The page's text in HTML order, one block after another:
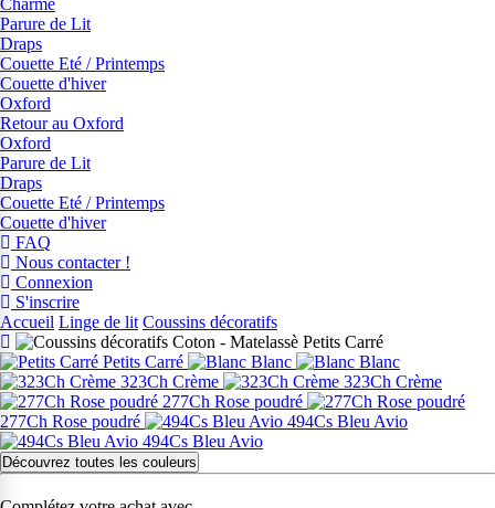
Charme
Parure de Lit
Draps
Couette Eté / Printemps
Couette d'hiver
Oxford
Retour au Oxford
Oxford
Parure de Lit
Draps
Couette Eté / Printemps
Couette d'hiver
FAQ
Nous contacter !
Connexion
S'inscrire
Accueil Linge de lit Coussins décoratifs
Petits Carré Blanc
Blanc
323Ch Crème
323Ch Crème
277Ch Rose poudré
277Ch Rose poudré
494Cs Bleu Avio
494Cs Bleu Avio
Découvrez toutes les couleurs